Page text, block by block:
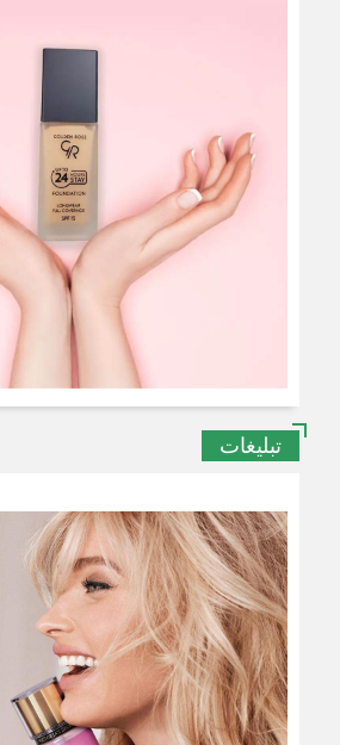
تبلیغات